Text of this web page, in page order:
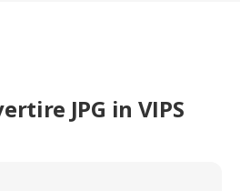
JPG in VIPS